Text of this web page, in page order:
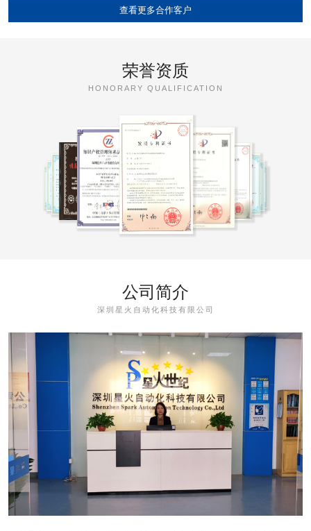
查看更多合作客户
荣誉资质
HONORARY QUALIFICATION
公司简介
深圳星火自动化科技有限公司